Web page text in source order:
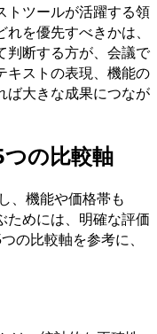
トツールが活躍する領
を優先すべきかは、
判断する方が、会議で
キストの表現、機能の
ば大きな成果につなが
の比較軸
、機能や価格帯も
ためには、明確な評価
の比較軸を参考に、